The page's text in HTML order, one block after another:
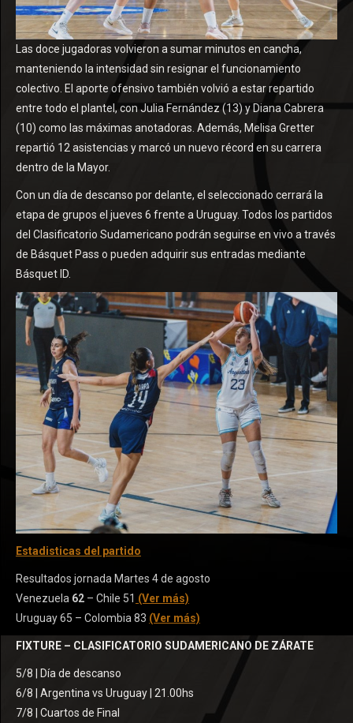
Las doce jugadoras volvieron a sumar minutos en cancha,
manteniendo la intensidad sin resignar el funcionamiento
colectivo. El aporte ofensivo también volvió a estar repartido
entre todo el plantel, con Julia Fernández (13) y Diana Cabrera
(10) como las máximas anotadoras. Además, Melisa Gretter
repartió 12 asistencias y marcó un nuevo récord en su carrera
dentro de la Mayor.
Con un día de descanso por delante, el seleccionado cerrará la
etapa de grupos el jueves 6 frente a Uruguay. Todos los partidos
del Clasificatorio Sudamericano podrán seguirse en vivo a través
de Básquet Pass o pueden adquirir sus entradas mediante
Básquet ID.
Estadisticas del partido
Resultados jornada Martes 4 de agosto
Venezuela 62 – Chile 51 (Ver más)
Uruguay 65 – Colombia 83 (Ver más)
FIXTURE – CLASIFICATORIO SUDAMERICANO DE ZÁRATE
5/8 | Día de descanso
6/8 | Argentina vs Uruguay | 21.00hs
7/8 | Cuartos de Final